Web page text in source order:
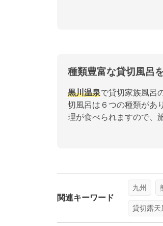
種類豊富な貸切風呂
黒川温泉で貸切家族風呂
切風呂は６つの種類があ
理が食べられますので、
関連キーワード
九州
貸切露天